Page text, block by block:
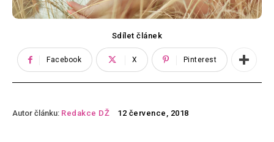
Sdílet článek
Facebook X Pinterest
Autor článku: Redakce DŽ 12 července, 2018